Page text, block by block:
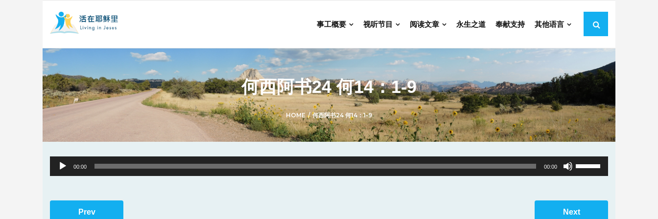
事工概要 视听节目 阅读文章 永生之道 奉献支持 其他语言
何西阿书24 何14：1-9
HOME / 何西阿书24 何14：1-9
Audio
Player
00:00 00:00
Use
Up/Down
to
Prev Next